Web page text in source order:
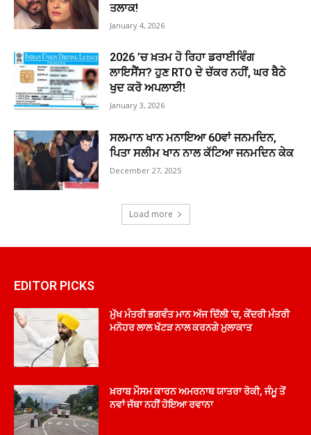
ਤਲਾਕ!
January 4, 2026
2026 ’ਚ ਖ਼ਤਮ ਹੋ ਰਿਹਾ ਡਰਾਈਵਿੰਗ
ਲਾਇਸੈਂਸ? ਹੁਣ RTO ਦੇ ਚੱਕਰ ਨਹੀਂ, ਘਰ ਬੈਠੇ
ਖੁਦ ਕਰੋ ਅਪਲਾਈ!
January 3, 2026
ਸਲਮਾਨ ਖਾਨ ਮਨਾਇਆ 60ਵਾਂ ਜਨਮਦਿਨ,
ਪਿਤਾ ਸਲੀਮ ਖਾਨ ਨਾਲ ਕੱਟਿਆ ਜਨਮਦਿਨ ਕੇਕ
December 27, 2025
Load more
EDITOR PICKS
ਮੁੱਖ ਮੰਤਰੀ ਭਗਵੰਤ ਮਾਨ ਅੱਜ ਦਿੱਲੀ ’ਚ, ਕੇਂਦਰੀ ਮੰਤਰੀ
ਮਨੋਹਰ ਲਾਲ ਖੱਟੜ ਨਾਲ ਕਰਨਗੇ ਮੁਲਾਕਾਤ
ਖ਼ਰਾਬ ਮੌਸਮ ਕਾਰਨ ਅਮਰਨਾਥ ਯਾਤਰਾ ਰੋਕੀ, ਜੰਮੂ ਤੋਂ
ਨਵਾਂ ਜੱਥਾ ਨਹੀਂ ਹੋਇਆ ਰਵਾਨਾ